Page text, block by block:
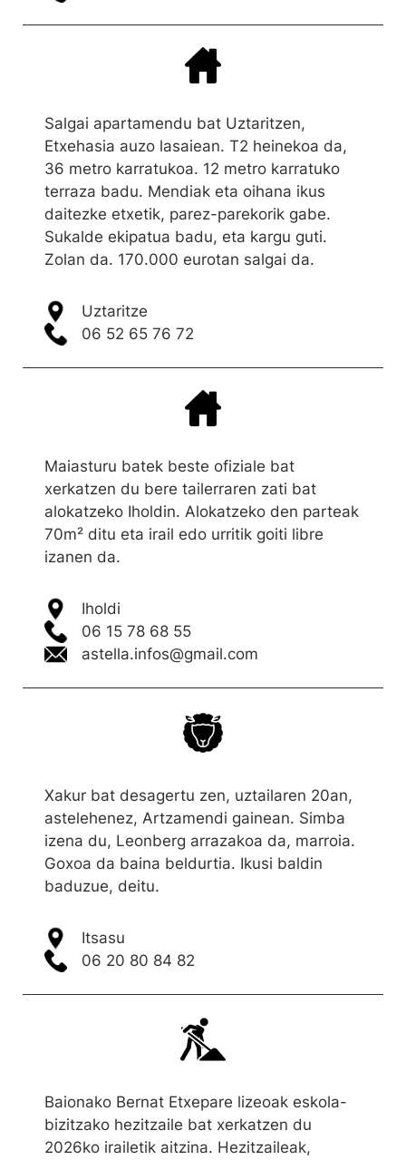
Salgai apartamendu bat Uztaritzen,
Etxehasia auzo lasaiean. T2 heinekoa da,
36 metro karratukoa. 12 metro karratuko
terraza badu. Mendiak eta oihana ikus
daitezke etxetik, parez-parekorik gabe.
Sukalde ekipatua badu, eta kargu guti.
Zolan da. 170.000 eurotan salgai da.
Uztaritze
06 52 65 76 72
Maiasturu batek beste ofiziale bat
xerkatzen du bere tailerraren zati bat
alokatzeko Iholdin. Alokatzeko den parteak
70m² ditu eta irail edo urritik goiti libre
izanen da.
Iholdi
06 15 78 68 55
astella.infos@gmail.com
Xakur bat desagertu zen, uztailaren 20an,
astelehenez, Artzamendi gainean. Simba
izena du, Leonberg arrazakoa da, marroia.
Goxoa da baina beldurtia. Ikusi baldin
baduzue, deitu.
Itsasu
06 20 80 84 82
Baionako Bernat Etxepare lizeoak eskola-
bizitzako hezitzaile bat xerkatzen du
2026ko irailetik aitzina. Hezitzaileak,